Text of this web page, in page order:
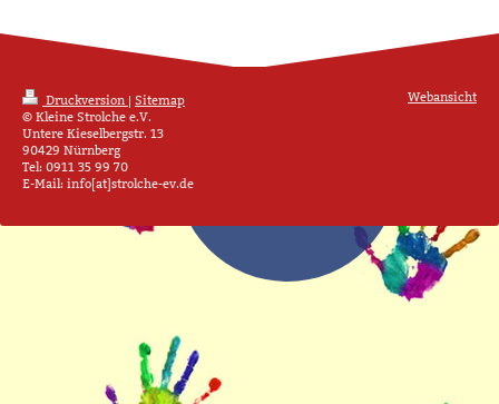
Druckversion | Sitemap
© Kleine Strolche e.V.
Untere Kieselbergstr. 13
90429 Nürnberg
Tel: 0911 35 99 70
E-Mail: info[at]strolche-ev.de
Webansicht